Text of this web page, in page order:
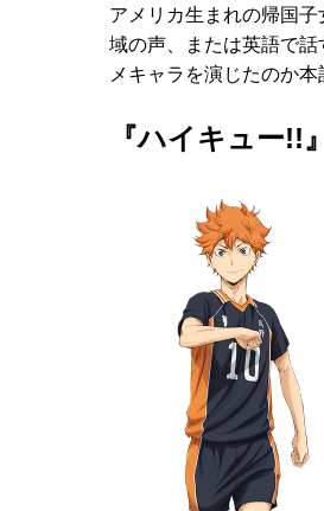
アメリカ生まれの帰国
域の声、または英語で
メキャラを演じたのか本
『ハイキュー!!